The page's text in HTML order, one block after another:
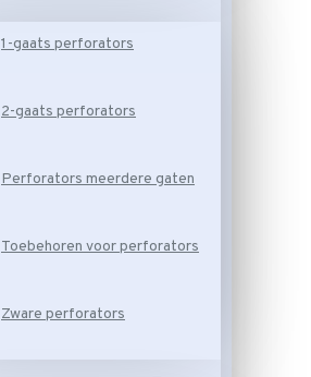
1-gaats perforators
2-gaats perforators
Perforators meerdere gaten
Toebehoren voor perforators
Zware perforators